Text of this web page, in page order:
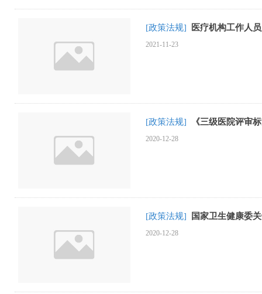
[政策法规] 医疗机构工作人
2021-11-23
[政策法规] 《三级医院评审
2020-12-28
[政策法规] 国家卫生健康委
2020-12-28